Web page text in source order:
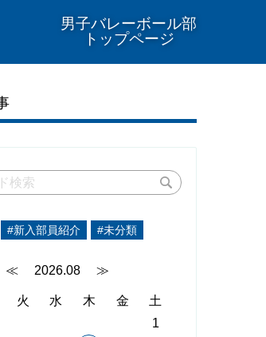
男子バレーボール部
トップページ
#新入部員紹介 #未分類
≪ 2026.08 ≫
火 水 木 金
土
1